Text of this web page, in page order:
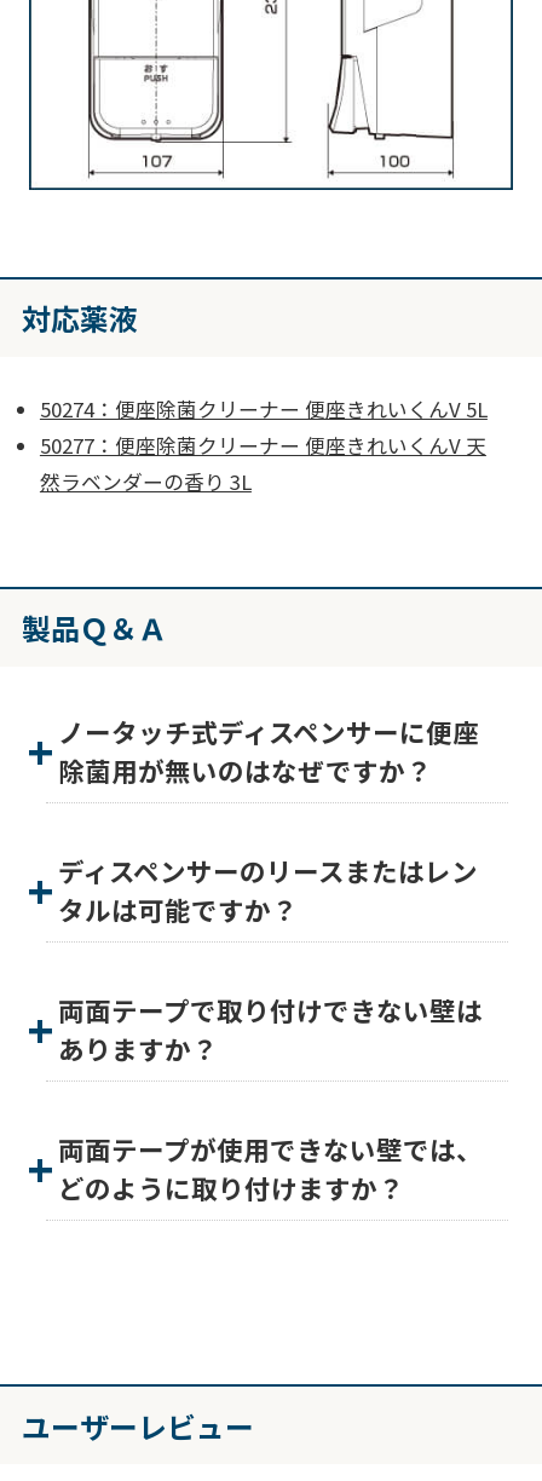
対応薬液
50274：便座除菌クリーナー 便座きれいくんV 5L
50277：便座除菌クリーナー 便座きれいくんV 天
然ラベンダーの香り 3L
製品Ｑ＆Ａ
ノータッチ式ディスペンサーに便座
除菌用が無いのはなぜですか？
ディスペンサーのリースまたはレン
タルは可能ですか？
両面テープで取り付けできない壁は
ありますか？
両面テープが使用できない壁では、
どのように取り付けますか？
ユーザーレビュー